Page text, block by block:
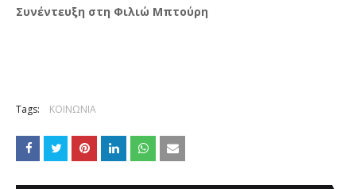
Συνέντευξη στη Φιλιώ Μπτούρη
Tags: ΚΟΙΝΩΝΙΑ